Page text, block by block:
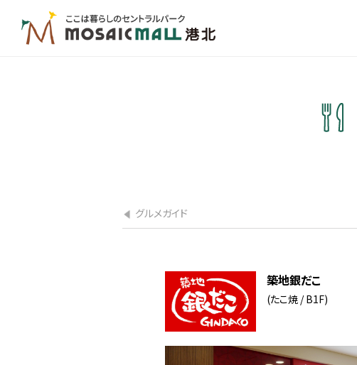
グルメガイド
築地銀だこ
(たこ焼 / B1F)